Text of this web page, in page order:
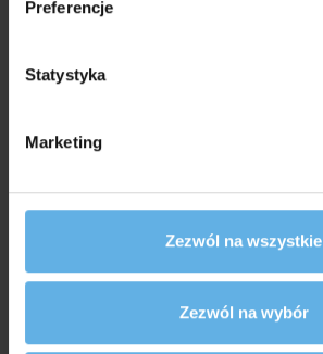
Preferencje
Statystyka
Marketing
Zezwól na wszystkie
Zezwól na wybór
Lako